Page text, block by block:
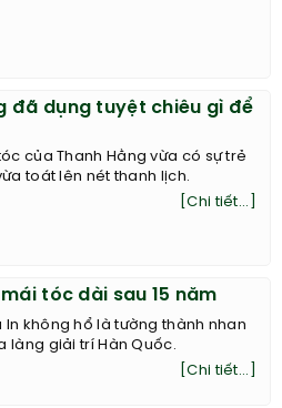
đã dụng tuyệt chiêu gì để
của Thanh Hằng vừa có sự trẻ
toát lên nét thanh lịch.
[Chi tiết...]
tóc dài sau 15 năm
In không hổ là tường thành nhan
làng giải trí Hàn Quốc.
[Chi tiết...]